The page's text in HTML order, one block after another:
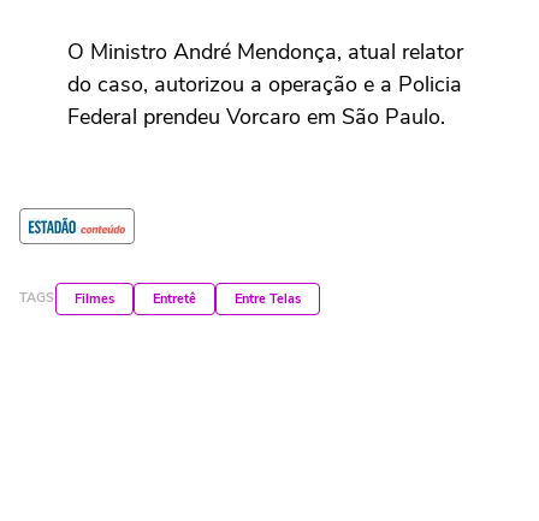
O Ministro André Mendonça, atual relator
do caso, autorizou a operação e a Policia
Federal prendeu Vorcaro em São Paulo.
pic.twitter.com/dsJEgJD57S
— MarioFrias (@mfriasoficial)
2026
TAGS Filmes Entretê Entre Telas